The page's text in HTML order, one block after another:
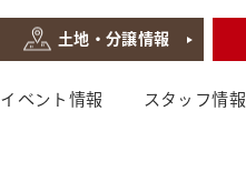
土地・分譲情報
イベント情報 スタッフ情報